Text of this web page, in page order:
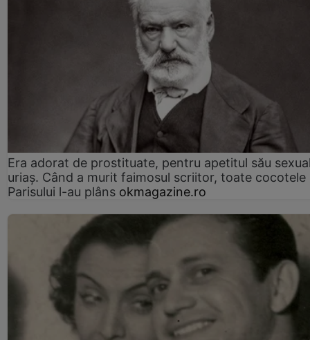
Era adorat de prostituate, pentru apetitul său
uriaș. Când a murit faimosul scriitor, toate cocotele
Parisului l-au plâns okmagazine.ro